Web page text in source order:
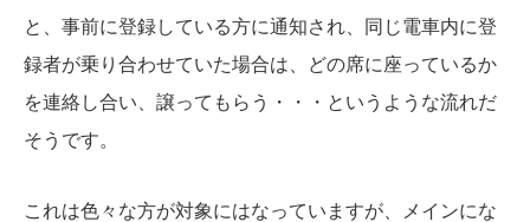
と、事前に登録している方に通知され、同じ電車内に登
録者が乗り合わせていた場合は、どの席に座っているか
を連絡し合い、譲ってもらう・・・というような流れだ
そうです。
これは色々な方が対象にはなっていますが、メインにな